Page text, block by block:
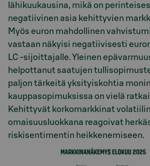
lähikuukausina, mikä on
negatiivinen asia kehittyvien
Myös euron mahdollinen
vastaan näkyisi negatiivisesti
LC -sijoittajalle. Yleinen
helpottanut saatujen
paljon tärkeitä yksityiskohtia
kauppasopimuksissa on vielä
Kehittyvät korkomarkkinat
omaisuusluokkana reagoivat
riskisentimentin heikkenemiseen.